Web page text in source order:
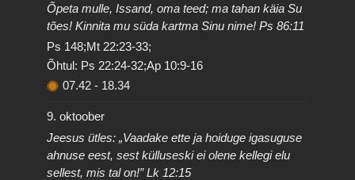
Õpeta mulle, Issand, oma teed; ma tahan käia Su
tões! Kinnita mu süda kartma Sinu nime! Ps 86:11
Ps 148;Mt 22:23-33;
Õhtul: Ps 22:24-32;Ap 10:9-16
07.42 - 18.34
9. oktoober
Jeesus ütles: „Vaadake ette ja hoiduge igasuguse
ahnuse eest, sest külluseski ei olene kellegi elu
sellest, mis tal on!” Lk 12:15